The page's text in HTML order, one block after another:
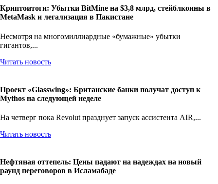
Криптоитоги: Убытки BitMine на $3,8 млрд, стейблкоины в
MetaMask и легализация в Пакистане
Несмотря на многомиллиардные «бумажные» убытки
гигантов,...
Читать новость
Проект «Glasswing»: Британские банки получат доступ к
Mythos на следующей неделе
На четверг пока Revolut празднует запуск ассистента AIR,...
Читать новость
Нефтяная оттепель: Цены падают на надеждах на новый
раунд переговоров в Исламабаде